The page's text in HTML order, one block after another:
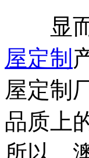
显而
屋定制
屋定制
品质上
所以，